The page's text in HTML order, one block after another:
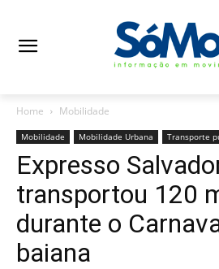
Home Mobilidade
Mobilidade Mobilidade Urbana Transporte
Expresso
transportou 120
durante o
baiana